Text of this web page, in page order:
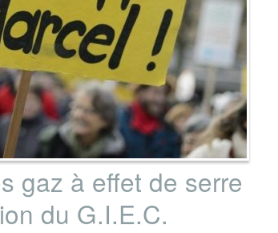
gaz à effet de serre
du G.I.E.C.